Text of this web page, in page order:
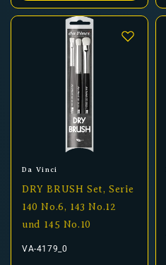
Anbieter:
Da Vinci
DRY BRUSH Set, Serie
140 No.6, 143 No.12
und 145 No.10
VA-4179_0